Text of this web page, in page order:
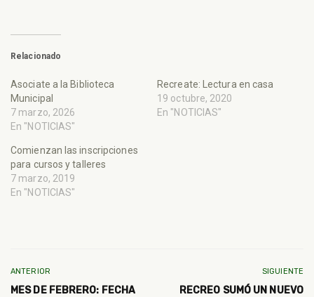
Relacionado
Asociate a la Biblioteca
Municipal
7 marzo, 2026
En "NOTICIAS"
Recreate: Lectura en casa
19 octubre, 2020
En "NOTICIAS"
Comienzan las inscripciones
para cursos y talleres
7 marzo, 2019
En "NOTICIAS"
ANTERIOR
MES DE FEBRERO: FECHA
SIGUIENTE
RECREO SUMÓ UN NUEVO